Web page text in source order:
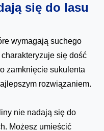
się do lasu
wymagają suchego
charakteryzuje się dość
zamknięcie sukulenta
rozwiązaniem.
nie nadają się do
Możesz umieścić